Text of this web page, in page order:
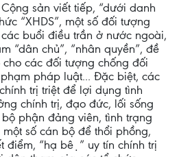
sản viết tiếp, “dưới danh
“XHDS”, một số đối tượng
buổi điều trần ở nước ngoài,
“dân chủ”, “nhân quyền”, đề
các đối tượng chống đối
pháp luật... Đặc biệt, các
trị triệt để lợi dụng tình
chính trị, đạo đức, lối sống
phận đảng viên, tình trạng
số cán bộ để thổi phồng,
“hạ bệ” uy tín chính trị